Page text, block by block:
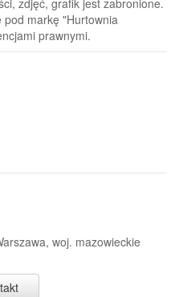
zdjęć, grafik jest zabronione.
pod markę "Hurtownia
prawnymi.
woj. mazowieckie